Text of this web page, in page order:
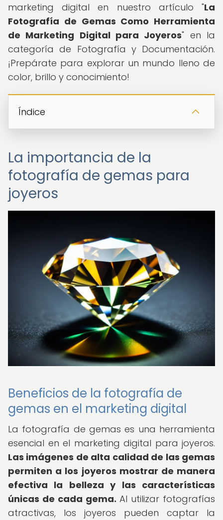
marketing digital en nuestro artículo "La
Fotografía de Gemas Como Herramienta
de Marketing Digital para Joyeros" en la
categoría de Fotografía y Documentación.
¡Prepárate para explorar un mundo lleno de
color, brillo y conocimiento!
Índice
La importancia de la
fotografía de gemas para
joyeros
Beneficios de la fotografía de
gemas en el marketing digital
La fotografía de gemas es una herramienta
esencial en el marketing digital para joyeros.
Las imágenes de alta calidad de las gemas
permiten a los joyeros mostrar de manera
efectiva la belleza y las características
únicas de cada gema. Al utilizar fotografías
atractivas, los joyeros pueden captar la